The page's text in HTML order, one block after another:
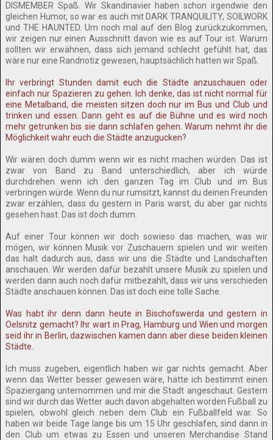
DISMEMBER Spaß. Wir Skandinavier haben schon irgendwie den
gleichen Humor, so war es auch mit DARK TRANQUILITY, SOILWORK
und THE HAUNTED. Um noch mal auf den Blog zurückzukommen,
wir zeigen nur einen Ausschnitt davon wie es auf Tour ist. Warum
sollten wir erwähnen, dass sich jemand schlecht gefühlt hat, das
wäre nur eine Randnotiz gewesen, hauptsächlich hatten wir Spaß.
Ihr verbringt Stunden damit euch die Städte anzuschauen oder
einfach nur Spazieren zu gehen. Ich denke, das ist nicht normal für
eine Metalband, die meisten sitzen doch nur im Bus und Club und
trinken und essen. Dann geht es auf die Bühne und es wird noch
mehr getrunken bis sie dann schlafen gehen. Warum nehmt ihr die
Möglichkeit wahr euch die Städte anzugucken?
Wir wären doch dumm wenn wir es nicht machen würden. Das ist
zwar von Band zu Band unterschiedlich, aber ich würde
durchdrehen wenn ich den ganzen Tag im Club und im Bus
verbringen würde. Wenn du nur rumsitzt, kannst du deinen Freunden
zwar erzählen, dass du gestern in Paris warst, du aber gar nichts
gesehen hast. Das ist doch dumm.
Auf einer Tour können wir doch sowieso das machen, was wir
mögen, wir können Musik vor Zuschauern spielen und wir weiten
das halt dadurch aus, dass wir uns die Städte und Landschaften
anschauen. Wir werden dafür bezahlt unsere Musik zu spielen und
werden dann auch noch dafür mitbezahlt, dass wir uns verschieden
Städte anschauen können. Das ist doch eine tolle Sache.
Was habt ihr denn dann heute in Bischofswerda und gestern in
Oelsnitz gemacht? Ihr wart in Prag, Hamburg und Wien und morgen
seid ihr in Berlin, dazwischen kamen dann aber diese beiden kleinen
Städte.
Ich muss zugeben, eigentlich haben wir gar nichts gemacht. Aber
wenn das Wetter besser gewesen wäre, hätte ich bestimmt einen
Spaziergang unternommen und mir die Stadt angeschaut. Gestern
sind wir durch das Wetter auch davon abgehalten worden Fußball zu
spielen, obwohl gleich neben dem Club ein Fußballfeld war. So
haben wir beide Tage lange bis um 15 Uhr geschlafen, sind dann in
den Club um etwas zu Essen und unseren Merchandise Stand